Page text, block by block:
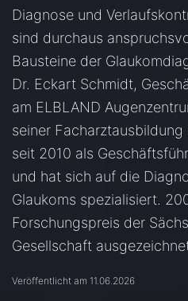
Diagnose und
sind durchaus
Bausteine der
Dr. Eckart Schmidt,
am ELBLAND
seiner
seit 2010 als
und hat sich auf die
Glaukoms spezialisiert.
Forschungspreis der
Gesellschaft
Veröffentlicht am 11.06.2026